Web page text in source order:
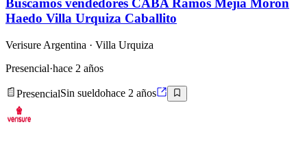
Buscamos vendedores CABA Ramos Mejia Moron
Haedo Villa Urquiza Caballito
Verisure Argentina · Villa Urquiza
Presencial·hace 2 años
PresencialSin sueldohace 2 años